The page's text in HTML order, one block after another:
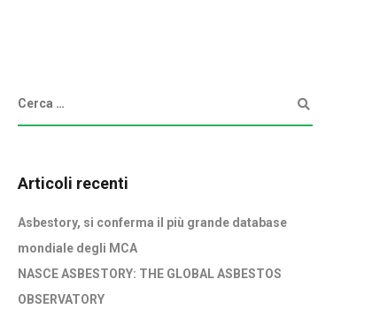
Articoli recenti
Asbestory, si conferma il più grande database
mondiale degli MCA
NASCE ASBESTORY: THE GLOBAL ASBESTOS
OBSERVATORY